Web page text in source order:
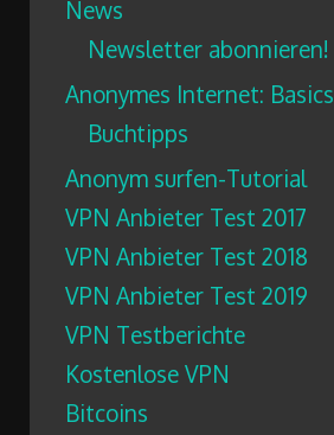
News
Newsletter abonnieren!
Anonymes Internet: Basics
Buchtipps
Anonym surfen-Tutorial
VPN Anbieter Test 2017
VPN Anbieter Test 2018
VPN Anbieter Test 2019
VPN Testberichte
Kostenlose VPN
Bitcoins